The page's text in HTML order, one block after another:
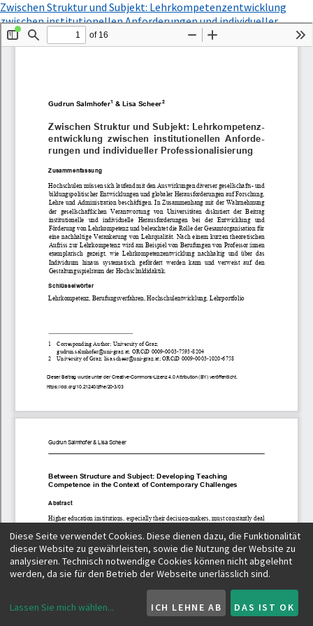
Zu
Artikeldetails
zurückkehren
Zwischen Struktur und Subjekt: Lehrkompetenzentwicklung
zwischen institutionellen Anforderungen und individueller
ProfessionalisierungHerunterladen
herunterladen
Diese Seite verwendet Cookies. Diese dienen dazu, die Funktionalität
dieser Website zu gewährleisten, sowie die Nutzung der Website zu
analysieren. Technisch notwendige Cookies können nicht abgelehnt
werden, da sie für den Betrieb der Webseite unerlässlich sind.
Lassen Sie mich wählen... ICH LEHNE AB DAS IST OK